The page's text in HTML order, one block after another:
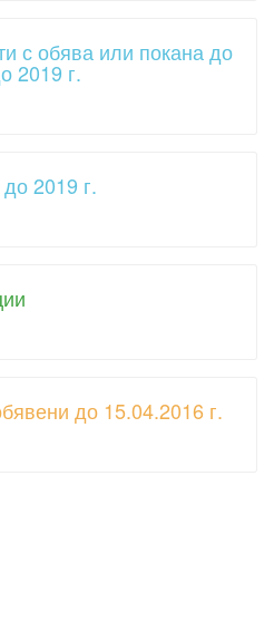
с обява или покана до
2019 г.
2019 г.
до 15.04.2016 г.